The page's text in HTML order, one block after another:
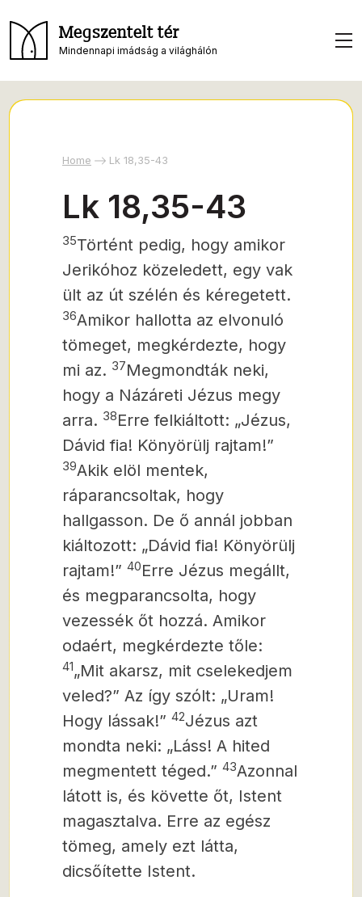
Megszentelt tér
Mindennapi imádság a világhálón
Home Lk 18,35-43
Lk 18,35-43
35Történt pedig, hogy amikor
Jerikóhoz közeledett, egy vak
ült az út szélén és kéregetett.
36Amikor hallotta az elvonuló
tömeget, megkérdezte, hogy
mi az. 37Megmondták neki,
hogy a Názáreti Jézus megy
arra. 38Erre felkiáltott: „Jézus,
Dávid fia! Könyörülj rajtam!”
39Akik elöl mentek,
ráparancsoltak, hogy
hallgasson. De ő annál jobban
kiáltozott: „Dávid fia! Könyörülj
rajtam!” 40Erre Jézus megállt,
és megparancsolta, hogy
vezessék őt hozzá. Amikor
odaért, megkérdezte tőle:
41„Mit akarsz, mit cselekedjem
veled?” Az így szólt: „Uram!
Hogy lássak!” 42Jézus azt
mondta neki: „Láss! A hited
megmentett téged.” 43Azonnal
látott is, és követte őt, Istent
magasztalva. Erre az egész
tömeg, amely ezt látta,
dicsőítette Istent.